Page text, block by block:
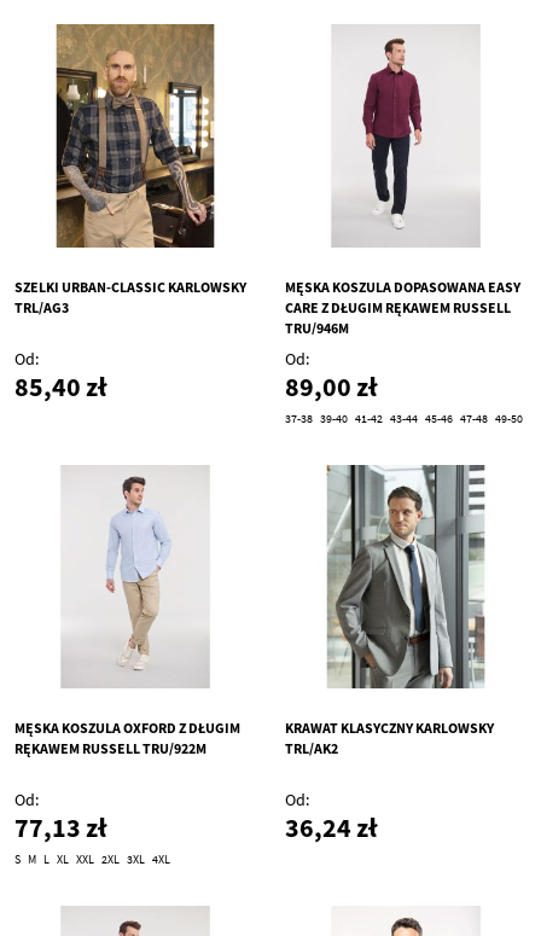
SZELKI URBAN-CLASSIC KARLOWSKY
TRL/AG3
Od
85,40 zł
MĘSKA KOSZULA DOPASOWANA EASY
CARE Z DŁUGIM RĘKAWEM RUSSELL
TRU/946M
Od
89,00 zł
37-38 39-40 41-42 43-44 45-46 47-48 49-50
MĘSKA KOSZULA OXFORD Z DŁUGIM
RĘKAWEM RUSSELL TRU/922M
Od
77,13 zł
S M L XL XXL 2XL 3XL 4XL
KRAWAT KLASYCZNY KARLOWSKY
TRL/AK2
Od
36,24 zł